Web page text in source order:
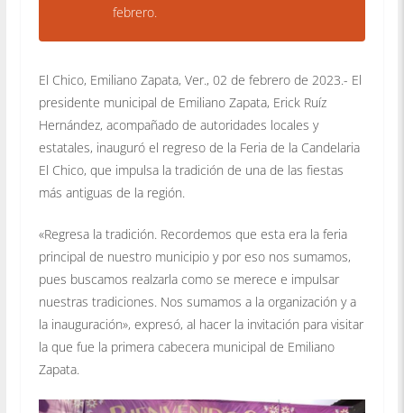
febrero.
El Chico, Emiliano Zapata, Ver., 02 de febrero de 2023.- El
presidente municipal de Emiliano Zapata, Erick Ruíz
Hernández, acompañado de autoridades locales y
estatales, inauguró el regreso de la Feria de la Candelaria
El Chico, que impulsa la tradición de una de las fiestas
más antiguas de la región.
«Regresa la tradición. Recordemos que esta era la feria
principal de nuestro municipio y por eso nos sumamos,
pues buscamos realzarla como se merece e impulsar
nuestras tradiciones. Nos sumamos a la organización y a
la inauguración», expresó, al hacer la invitación para visitar
la que fue la primera cabecera municipal de Emiliano
Zapata.